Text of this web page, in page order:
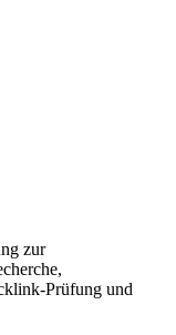
zur
Prüfung und